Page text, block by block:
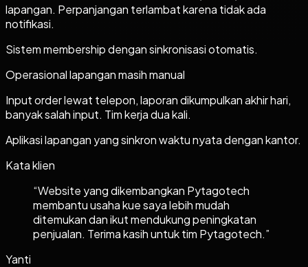
lapangan. Perpanjangan terlambat karena tidak ada
notifikasi.
Sistem membership dengan sinkronisasi otomatis.
Operasional lapangan masih manual
Input order lewat telepon, laporan dikumpulkan akhir hari,
banyak salah input. Tim kerja dua kali.
Aplikasi lapangan yang sinkron waktu nyata dengan kantor.
Kata klien
“Website yang dikembangkan Pytagotech
membantu usaha kue saya lebih mudah
ditemukan dan ikut mendukung peningkatan
penjualan. Terima kasih untuk tim Pytagotech.”
Yanti